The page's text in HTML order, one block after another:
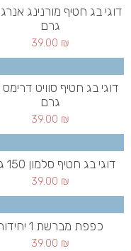
גרם
39.00 ₪
גרם
39.00 ₪
דוגי בג חטיף סלמון 150 גרם
39.00 ₪
כפפת מברשת 1 יחידות
39.00 ₪